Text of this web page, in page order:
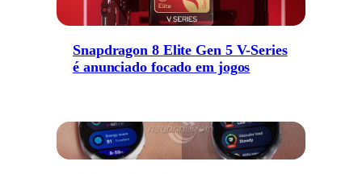
Snapdragon 8 Elite Gen 5 V-Series
é anunciado focado em jogos